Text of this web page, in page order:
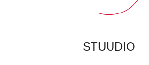
STUUDIO